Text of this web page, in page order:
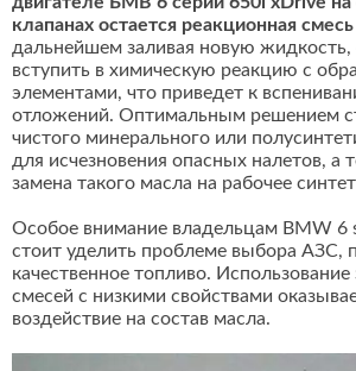
клапанах остается реакционная
дальнейшем заливая новую
вступить в химическую реакцию с
элементами, что приведет к
отложений. Оптимальным решением
чистого минерального или
для исчезновения опасных налетов, а
замена такого масла на рабочее
Особое внимание владельцам BMW 6
стоит уделить проблеме выбора АЗС,
качественное топливо.
смесей с низкими свойствами
воздействие на состав масла.